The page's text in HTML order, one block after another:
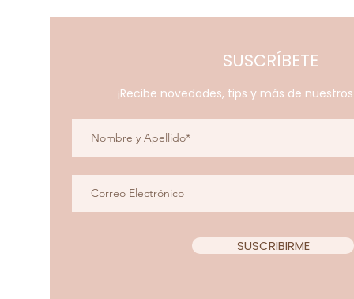
SUSCRÍBETE
¡Recibe novedades, tips y más de
SUSCRIBIRME